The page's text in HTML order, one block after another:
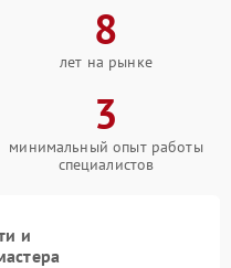
8
лет на рынке
3
минимальный опыт работы
специалистов
и